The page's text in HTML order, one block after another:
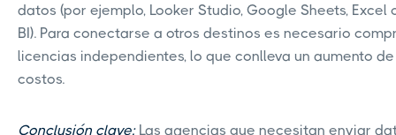
datos (por ejemplo, Looker Studio, Google Sheets, Excel
BI). Para conectarse a otros destinos es necesario
licencias independientes, lo que conlleva un aumento
costos.
Conclusión clave:Las agencias que necesitan enviar